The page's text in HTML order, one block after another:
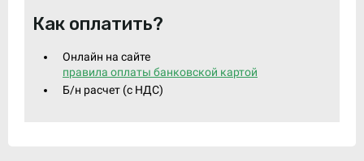
Как оплатить?
Онлайн на сайте
правила оплаты банковской картой
Б/н расчет (c НДС)